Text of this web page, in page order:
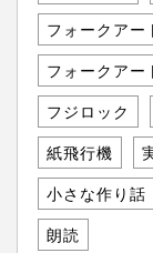
フォークアー
フォークアー
フジロック
紙飛行機
小さな作り話
朗読